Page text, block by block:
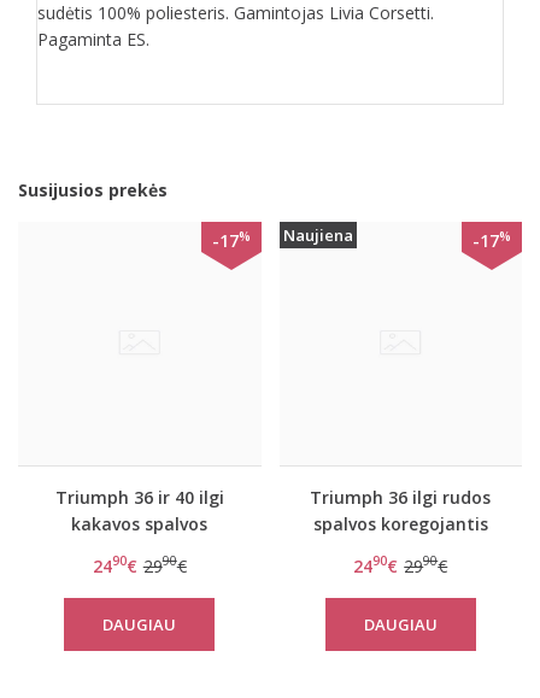
sudėtis 100% poliesteris. Gamintojas Livia Corsetti.
Pagaminta ES.
Susijusios prekės
-17%
Triumph 36 ir 40 ilgi
kakavos spalvos
marškinėliai moterims
Diamond Sensation BDS
2490€ 2990€
DAUGIAU
Naujiena -17%
Triumph 36 ilgi rudos
spalvos koregojantis
Lace Sensation
Bodydress
2490€ 2990€
DAUGIAU